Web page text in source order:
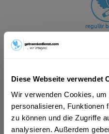
Diese Webseite verwendet
Wir verwenden Cookies,
personalisieren, Funktionen
zu können und die Zugriffe
analysieren. Außerdem
ab 180,89 € *
Inhalt:3 Liter (60,30 € * / 1 Liter)
inkl. MwSt.ggf. zzgl.
Vorrätig